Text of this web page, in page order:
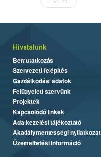
Hivatalunk
Bemutatkozás
Szervezeti felépítés
Gazdálkodási adatok
Felügyeleti szervünk
Projektek
Kapcsolódó linkek
Adatkezelési tájékoztató
Akadálymentességi nyilatkozat
Üzemeltetési információ